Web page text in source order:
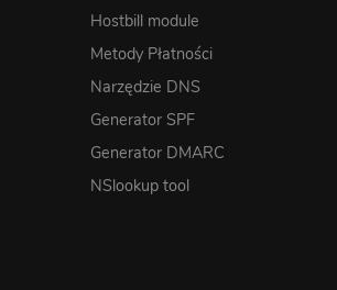
Hostbill module
Metody Płatności
Narzędzie DNS
Generator SPF
Generator DMARC
NSlookup tool